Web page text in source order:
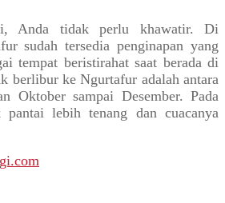
Anda tidak perlu khawatir. Di
sudah tersedia penginapan yang
tempat beristirahat saat berada di
berlibur ke Ngurtafur adalah antara
Oktober sampai Desember. Pada
pantai lebih tenang dan cuacanya